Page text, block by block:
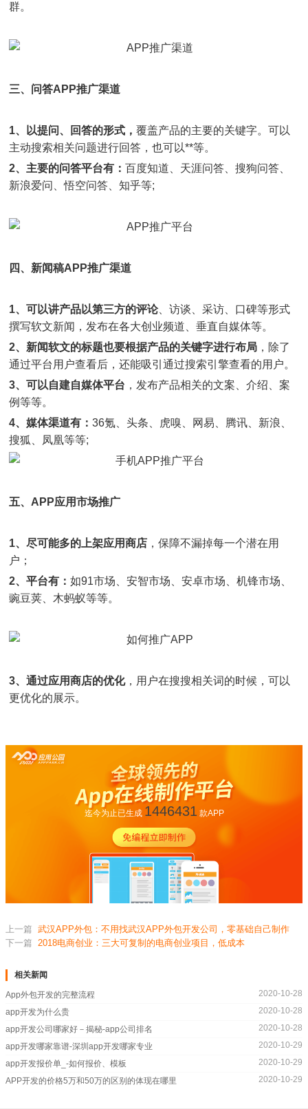
群。
三、问答APP推广渠道
1、以提问、回答的形式， 覆盖产品的主要的关键字。可以
主动搜索相关问题进行回答，也可以**等。
2、主要的问答平台有： 百度知道、天涯问答、搜狗问答、
新浪爱问、悟空问答、知乎等;
四、新闻稿APP推广渠道
1、可以讲产品以第三方的评论、访谈、采访、口碑等形式
撰写软文新闻，发布在各大创业频道、垂直自媒体等。
2、新闻软文的标题也要根据产品的关键字进行布局 ，除了
通过平台用户查看后，还能吸引通过搜索引擎查看的用户。
3、可以自建自媒体平台 ，发布产品相关的文案、介绍、案
例等等。
4、媒体渠道有： 36氪、头条、虎嗅、网易、腾讯、新浪、
搜狐、凤凰等等;
五、APP应用市场推广
1、尽可能多的上架应用商店 ，保障不漏掉每一个潜在用
户；
2、平台有： 如91市场、安智市场、安卓市场、机锋市场、
豌豆荚、木蚂蚁等等。
3、通过应用商店的优化，用户在搜搜相关词的时候，可以
更优化的展示。
迄今为止已生成 1446431款APP
上一篇 武汉APP外包：不用找武汉APP外包开发公司，零基础自己制作
下一篇 2018电商创业：三大可复制的电商创业项目，低成本
相关新闻
App外包开发的完整流程
2020-10-28
app开发为什么贵
2020-10-28
app开发公司哪家好－揭秘-app公司排名
2020-10-28
app开发哪家靠谱-深圳app开发哪家专业
2020-10-29
app开发报价单_-如何报价、模板
2020-10-29
APP开发的价格5万和50万的区别的体现在哪里
2020-10-29